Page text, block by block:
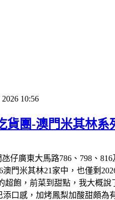
2026 10:56
貨團-澳門米其林
仔廣東大馬路786、798、816
澳門米其林21家中，也僅剩
超飽，前菜到甜點，我大概
添口感，加烤鳳梨加酸甜頗為